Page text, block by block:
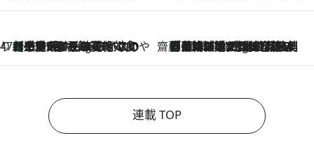
47都道府県の手みやげ ひんやりスイーツで夏を満喫
10 Hours Ago
【三重県】この夏絶対食べたい 冷やしておいしいおやつ3選 お餅×アイスの新感覚スイーツ 齋藤 薫 美容脳ルネサンス
10 Hours Ago
「荷物が増えるほど旅ストレスは増す」美容ジャーナリストがたどり着いた最終結論。“化粧品を劇的に減らす”感動の凝縮美容とは
連載 TOP